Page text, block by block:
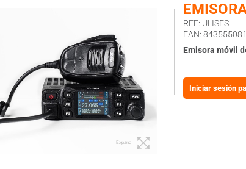
Expand
REF: ULISES
EAN:
Emisora móvil
Iniciar sesión